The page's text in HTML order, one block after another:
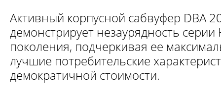
Активный корпусной сабвуфер DBA
демонстрирует незаурядность серии
поколения, подчеркивая ее
лучшие потребительские
демократичной стоимости.